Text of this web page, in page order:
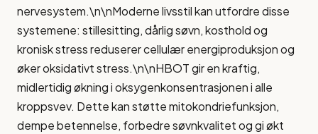
nervesystem.\n\nModerne livsstil kan utfordre disse
systemene: stillesitting, dårlig søvn, kosthold og
kronisk stress reduserer cellulær energiproduksjon og
øker oksidativt stress.\n\nHBOT gir en kraftig,
midlertidig økning i oksygenkonsentrasjonen i alle
kroppsvev. Dette kan støtte mitokondriefunksjon,
dempe betennelse, forbedre søvnkvalitet og gi økt